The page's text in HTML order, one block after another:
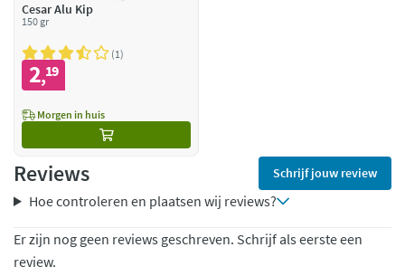
Cesar Alu Kip
150 gr
1
2,19
Morgen in huis
Reviews Schrijf jouw review
Hoe controleren en plaatsen wij reviews?
Er zijn nog geen reviews geschreven. Schrijf als eerste een
review.